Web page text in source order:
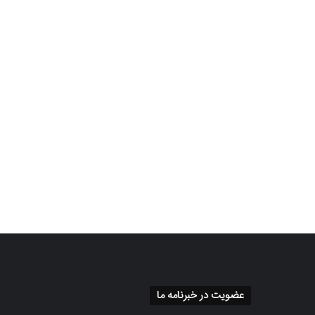
عضویت در خبرنامه ما